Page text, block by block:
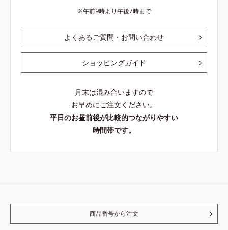
午前9時より午後7時まで
よくあるご質問・お問い合わせ
ショッピングガイド
月末は混み合いますので
お早めにご注文ください。
平日のお昼前後が比較的つながりやすい
時間帯です。
商品番号から注文